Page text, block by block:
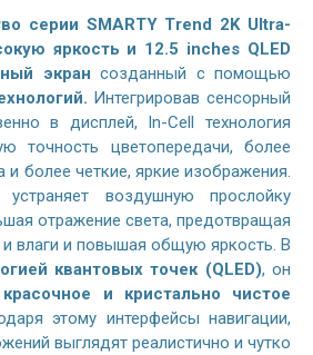
серии SMARTY Trend 2K Ultra-
яркость и 12.5 inches QLED
экран созданный с помощью
Интегрировав сенсорный
в дисплей, In-Cell технология
точность цветопередачи, более
более четкие, яркие изображения.
устраняет воздушную прослойку
отражение света, предотвращая
влаги и повышая общую яркость. В
квантовых точек (QLED), он
и кристально чистое
этому интерфейсы навигации,
выглядят реалистично и чутко